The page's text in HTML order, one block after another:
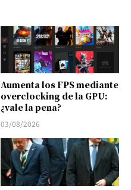
Aumenta los FPS mediante
overclocking de la GPU:
¿vale la pena?
03/08/2026